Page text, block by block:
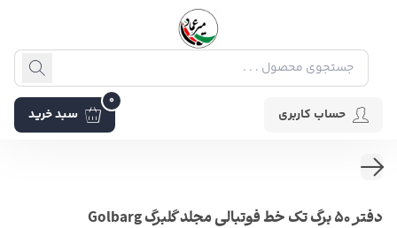
حساب کاربری سبد خرید
0
دفتر 50 برگ تک خط فوتبالی مجلد گلبرگ Golbarg